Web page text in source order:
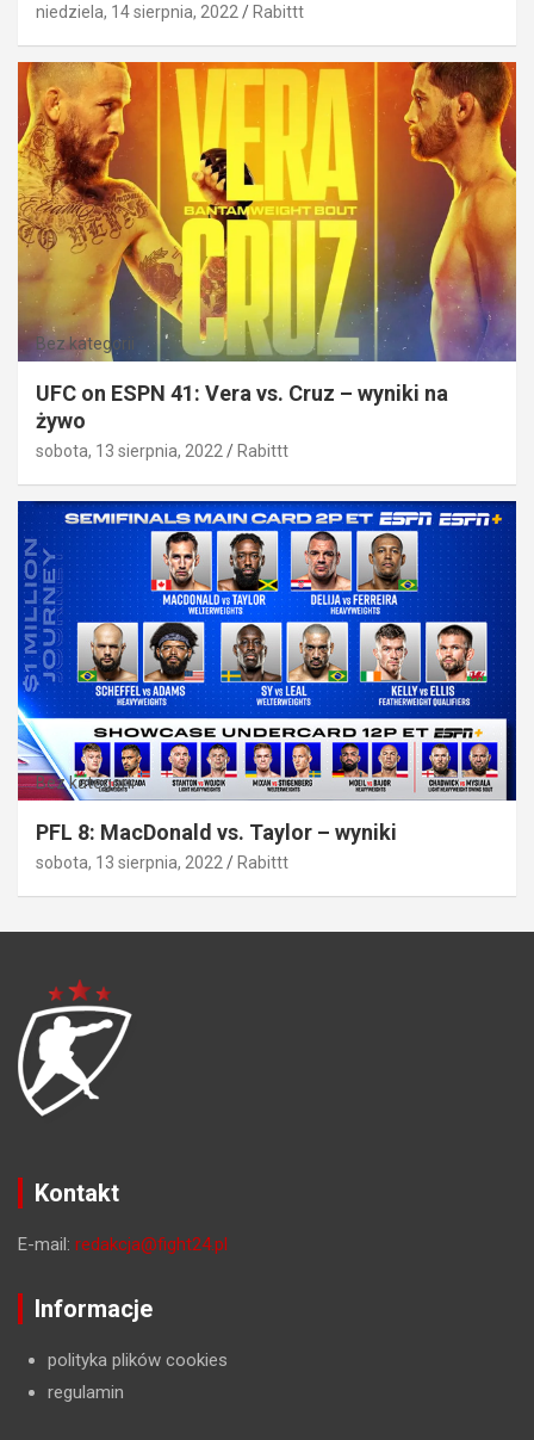
niedziela, 14 sierpnia, 2022 Rabittt
Bez kategorii
UFC on ESPN 41: Vera vs. Cruz – wyniki na
żywo
sobota, 13 sierpnia, 2022 Rabittt
Bez kategorii
PFL 8: MacDonald vs. Taylor – wyniki
sobota, 13 sierpnia, 2022 Rabittt
Kontakt
E-mail: redakcja@fight24.pl
Informacje
polityka plików cookies
regulamin